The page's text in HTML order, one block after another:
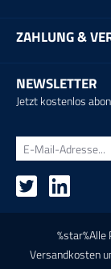
ZAHLUNG &
NEWSLETTER
Jetzt kostenlos
Versandkosten